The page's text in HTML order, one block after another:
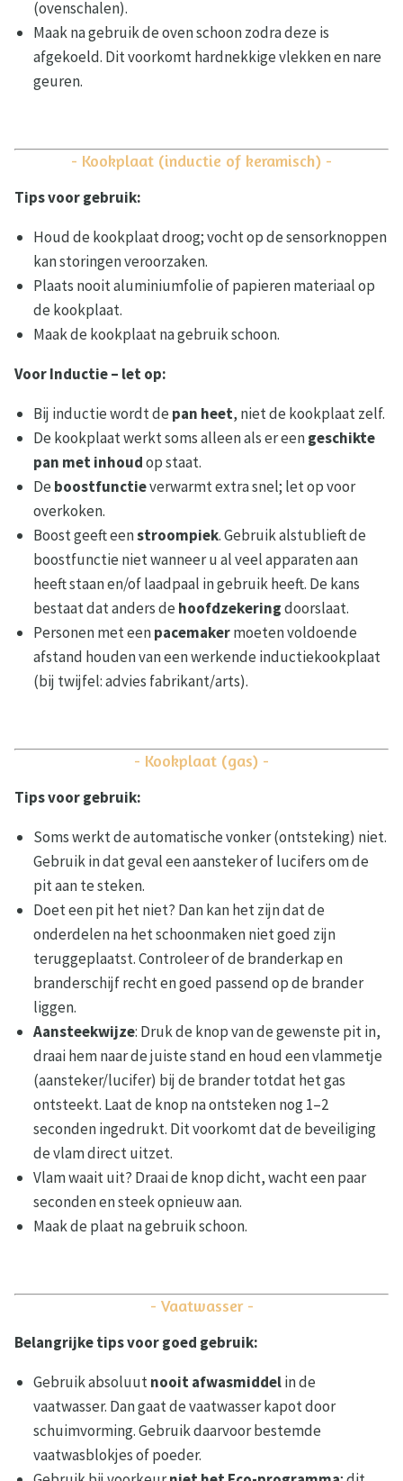
(ovenschalen).
Maak na gebruik de oven schoon zodra deze is
afgekoeld. Dit voorkomt hardnekkige vlekken en nare
geuren.
- Kookplaat (inductie of keramisch) -
Tips voor gebruik:
Houd de kookplaat droog; vocht op de sensorknoppen
kan storingen veroorzaken.
Plaats nooit aluminiumfolie of papieren materiaal op
de kookplaat.
Maak de kookplaat na gebruik schoon.
Voor Inductie – let op:
Bij inductie wordt de pan heet, niet de kookplaat zelf.
De kookplaat werkt soms alleen als er eengeschikte
pan met inhoudop staat.
De boostfunctieverwarmt extra snel; let op voor
overkoken.
Boost geeft eenstroompiek. Gebruik alstublieft de
boostfunctie niet wanneer u al veel apparaten aan
heeft staan en/of laadpaal in gebruik heeft. De kans
bestaat dat anders de hoofdzekeringdoorslaat.
Personen met eenpacemakermoeten voldoende
afstand houden van een werkende inductiekookplaat
(bij twijfel: advies fabrikant/arts).
- Kookplaat (gas) -
Tips voor gebruik:
Soms werkt de automatische vonker (ontsteking) niet.
Gebruik in dat geval een aansteker of lucifers om de
pit aan te steken.
Doet een pit het niet? Dan kan het zijn dat de
onderdelen na het schoonmaken niet goed zijn
teruggeplaatst. Controleer of de branderkap en
branderschijf recht en goed passend op de brander
liggen.
Aansteekwijze: Druk de knop van de gewenste pit in,
draai hem naar de juiste stand en houd een vlammetje
(aansteker/lucifer) bij de brander totdat het gas
ontsteekt. Laat de knop na ontsteken nog 1–2
seconden ingedrukt. Dit voorkomt dat de beveiliging
de vlam direct uitzet.
Vlam waait uit? Draai de knop dicht, wacht een paar
seconden en steek opnieuw aan.
Maak de plaat na gebruik schoon.
- Vaatwasser -
Belangrijke tips voor goed gebruik:
Gebruik absoluutnooit afwasmiddelin de
vaatwasser. Dan gaat de vaatwasser kapot door
schuimvorming. Gebruik daarvoor bestemde
vaatwasblokjes of poeder.